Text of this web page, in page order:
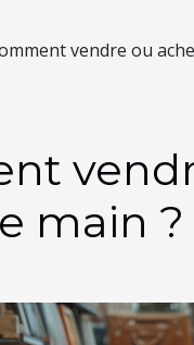
vendre ou
main ?